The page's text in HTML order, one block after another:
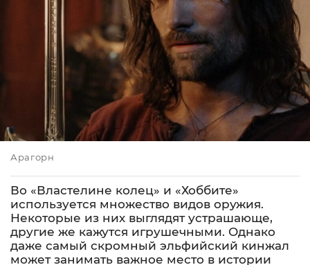
Арагорн
Во «Властелине колец» и «Хоббите»
используется множество видов оружия.
Некоторые из них выглядят устрашающе,
другие же кажутся игрушечными. Однако
даже самый скромный эльфийский кинжал
может занимать важное место в истории